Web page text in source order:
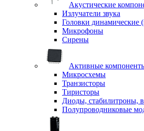
Акустические
Излучатели звука
Головки динамические
Микрофоны
Сирены
Активные
Микросхемы
Транзисторы
Тиристоры
Диоды, стабилитроны,
Полупроводниковые